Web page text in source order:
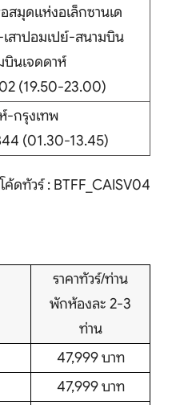
สมุดแห่งอเล็กซานเด
สาปอมเปย์-สนามบิน
บินเจดดาห์
(19.50-23.00)
-กรุงเทพ
(01.30-13.45)
โค้ดทัวร์ : BTFF_CAISV04
ราคาทัวร์/ท่าน
พักห้องละ 2-3
ท่าน
47,999 บาท
47,999 บาท